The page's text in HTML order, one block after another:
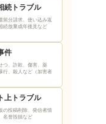
評判
ットは？
きない
ケースがある
めのコツ
こして準備して
続トラブル
留分請求、使い込み返
続放棄成年後見など
件
つ、詐欺、傷害、薬
行、殺人など（加害者
上トラブル
の投稿削除、発信者情
名誉毀損など